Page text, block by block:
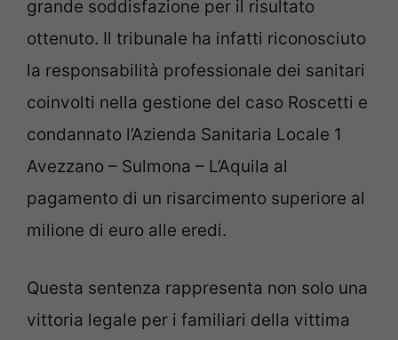
grande soddisfazione per il risultato
ottenuto. Il tribunale ha infatti riconosciuto
la responsabilità professionale dei sanitari
coinvolti nella gestione del caso Roscetti e
condannato l’Azienda Sanitaria Locale 1
Avezzano – Sulmona – L’Aquila al
pagamento di un risarcimento superiore al
milione di euro alle eredi.
Questa sentenza rappresenta non solo una
vittoria legale per i familiari della vittima